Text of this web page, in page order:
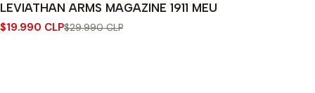
LEVIATHAN ARMS MAGAZINE 1911 MEU
$19.990 CLP$29.990 CLP